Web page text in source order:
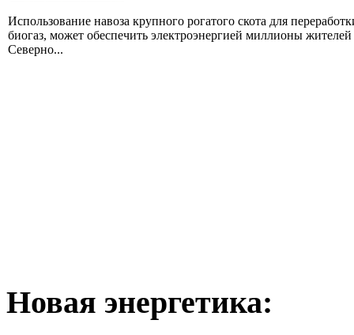
Использование навоза крупного рогатого скота для
биогаз, может обеспечить электроэнергией миллионы жителей
Северно...
Новая энергетика: